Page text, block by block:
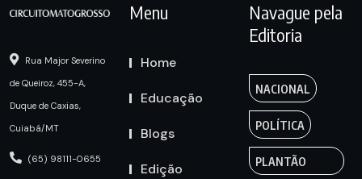
Rua Major Severino
de Queiroz, 455-A,
Duque de Caxias,
Cuiabá/MT
(65) 98111-0655
Menu
Home
Educação
Blogs
Edição
Navague pela
Editoria
NACIONAL
POLÍTICA
PLANTÃO